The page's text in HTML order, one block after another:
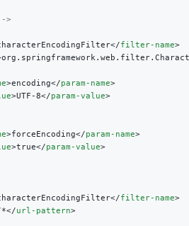
filter-name
>encoding</param-name
>UTF-8</param-value
>forceEncoding</param-name
>true</param-value
filter-name
url-pattern